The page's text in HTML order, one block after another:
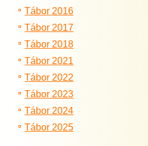
Tábor 2016
Tábor 2017
Tábor 2018
Tábor 2021
Tábor 2022
Tábor 2023
Tábor 2024
Tábor 2025